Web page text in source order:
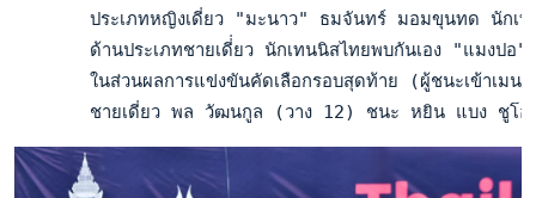
ประเภทหญิงเดี่ยว "มะนาว" ธมจันทร์ มอมขุนทด นักเ
ด้านประเภทชายเดี่่ยว นักเทนนิสไทยพบกันเอง "แมงปอ
ในส่วนผลการแข่งขันคัดเลือกรอบสุดท้าย (ผู้ชนะเข้าเมน
ชายเดี่ยว พล วัฒนกูล (วาง 12) ชนะ หยิน แบง ชูโ